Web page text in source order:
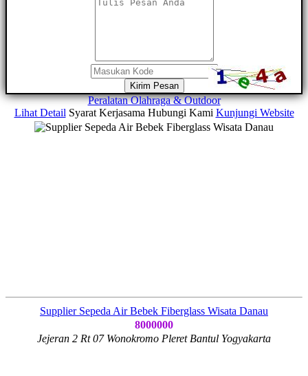
Kirim Pesan
Peralatan Olahraga & Outdoor
Lihat Detail Syarat Kerjasama Hubungi Kami Kunjungi Website
Supplier Sepeda Air Bebek Fiberglass Wisata Danau
8000000
Jejeran 2 Rt 07 Wonokromo Pleret Bantul Yogyakarta